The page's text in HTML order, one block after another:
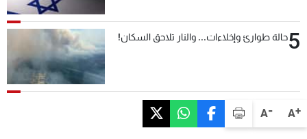
A+
A-
5حالة طوارئ وإخلاءات... والنار تلاحق السكان!